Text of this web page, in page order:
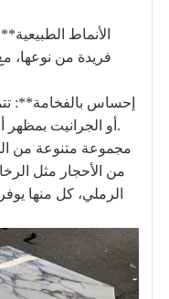
فريدة من نوعها،
أو الجرانيت بمظهر أنيق وراقٍ يعزز الأجواء العامة للمكان.
من الأحجار مثل
الرملي، كل منها